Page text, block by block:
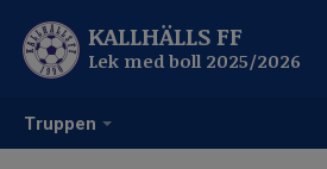
Truppen
KALLHÄLLS FF
Lek med boll 2025/2026